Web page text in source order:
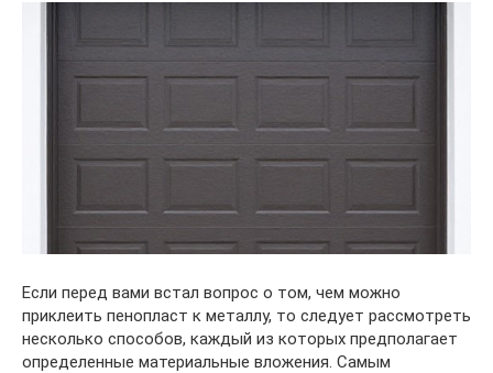
Если перед вами встал вопрос о том, чем можно
приклеить пенопласт к металлу, то следует рассмотреть
несколько способов, каждый из которых предполагает
определенные материальные вложения. Самым